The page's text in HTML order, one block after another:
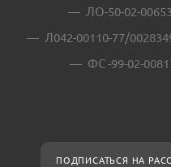
ЛО-50-02-
Л042-00110-77/
ФС -99-02-
ПОДПИСАТЬСЯ НА